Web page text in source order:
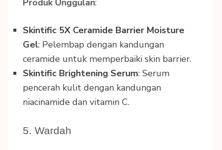
Skintific 5X Ceramide Barrier Moisture
Gel: Pelembap dengan kandungan
ceramide untuk memperbaiki skin barrier.
Skintific Brightening Serum: Serum
pencerah kulit dengan kandungan
niacinamide dan vitamin C.
5. Wardah